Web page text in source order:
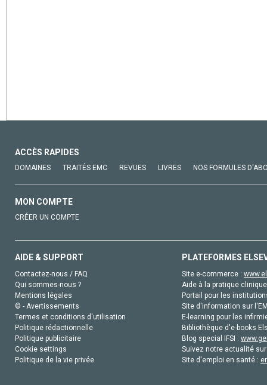
ACCÈS RAPIDES
DOMAINES TRAITÉS EMC REVUES LIVRES NOS FORMULES
MON COMPTE
CRÉER UN COMPTE
AIDE & SUPPORT
Contactez-nous / FAQ
Qui sommes-nous ?
Mentions légales
© - Avertissements
Termes et conditions d'utilisation
Politique rédactionnelle
Politique publicitaire
Cookie settings
Politique de la vie privée
PLATEFORMES
Site e-commerce :
Aide à la pratique
Portail pour les
Site d'information sur
E-learning pour les
Bibliothèque d'e-books
Blog special IFSI :
Suivez notre actualité
Site d'emploi en santé :